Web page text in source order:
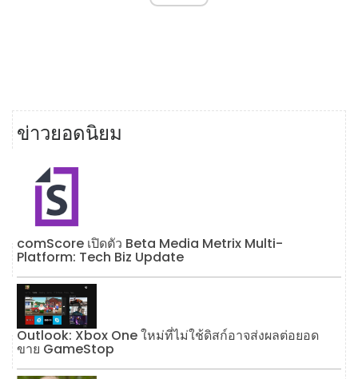
ข่าวยอดนิยม
comScore เปิดตัว Beta Media Metrix Multi-
Platform: Tech Biz Update
Outlook: Xbox One ใหม่ที่ไม่ใช้ดิสก์อาจส่งผลต่อยอด
ขาย GameStop